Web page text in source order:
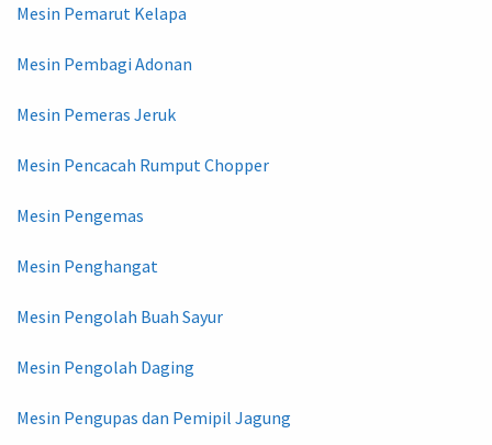
Mesin Pemarut Kelapa
Mesin Pembagi Adonan
Mesin Pemeras Jeruk
Mesin Pencacah Rumput Chopper
Mesin Pengemas
Mesin Penghangat
Mesin Pengolah Buah Sayur
Mesin Pengolah Daging
Mesin Pengupas dan Pemipil Jagung